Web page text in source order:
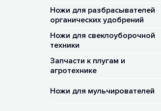
Ножи для разбрасывателей
органических удобрений
Ножи для свеклоуборочной
техники
Запчасти к плугам и
агротехнике
Ножи для мульчирователей